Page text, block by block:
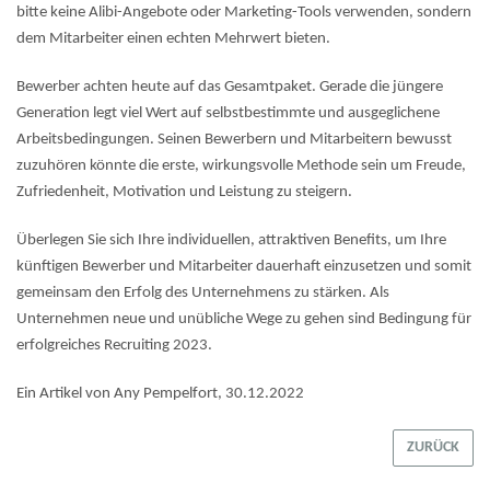
bitte keine Alibi-Angebote oder Marketing-Tools verwenden, sondern
dem Mitarbeiter einen echten Mehrwert bieten.
Bewerber achten heute auf das Gesamtpaket. Gerade die jüngere
Generation legt viel Wert auf selbstbestimmte und ausgeglichene
Arbeitsbedingungen. Seinen Bewerbern und Mitarbeitern bewusst
zuzuhören könnte die erste, wirkungsvolle Methode sein um Freude,
Zufriedenheit, Motivation und Leistung zu steigern.
Überlegen Sie sich Ihre individuellen, attraktiven Benefits, um Ihre
künftigen Bewerber und Mitarbeiter dauerhaft einzusetzen und somit
gemeinsam den Erfolg des Unternehmens zu stärken. Als
Unternehmen neue und unübliche Wege zu gehen sind Bedingung für
erfolgreiches Recruiting 2023.
Ein Artikel von Any Pempelfort, 30.12.2022
ZURÜCK